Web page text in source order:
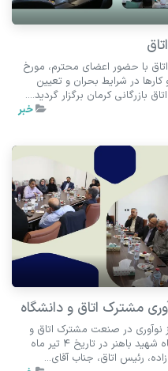
اتاق با حضور اعضای محترم، مورخ
و کارها در شرایط بحران و تعیین
کرمان برگزار گردید....
خبر
مشترک اتاق و دانشگاه
نوآوری در صنعت مشترک اتاق و
دانشگاه در محل این مرکز واقع در دانشگاه شهید باهنر در تاریخ 4 تیر ماه